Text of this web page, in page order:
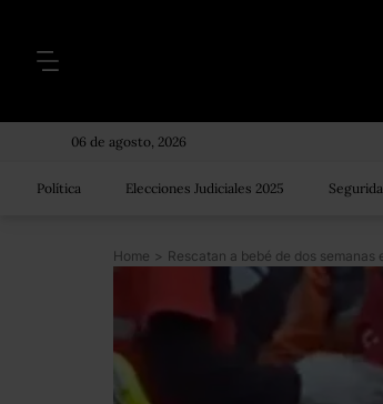
06 de agosto, 2026
Política Elecciones Judiciales 2025
Home >